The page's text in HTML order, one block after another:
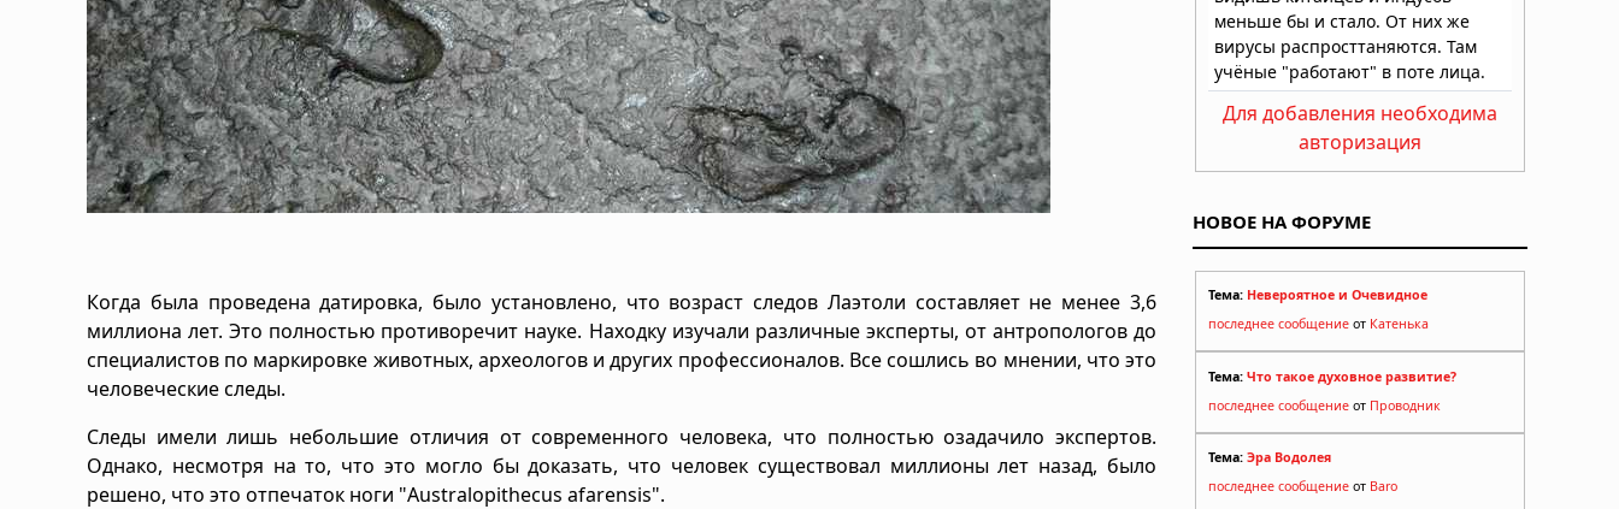
Когда была проведена датировка, было установлено, что возраст следов Лаэтоли составляет не менее 3,6
миллиона лет. Это полностью противоречит науке. Находку изучали различные эксперты, от антропологов до
специалистов по маркировке животных, археологов и других профессионалов. Все сошлись во мнении, что это
человеческие следы.
Следы имели лишь небольшие отличия от современного человека, что полностью озадачило экспертов.
Однако, несмотря на то, что это могло бы доказать, что человек существовал миллионы лет назад, было
решено, что это отпечаток ноги "Australopithecus afarensis".
Для добавления необходима
авторизация
НОВОЕ НА ФОРУМЕ
Тема: Невероятное и Очевидное
последнее сообщение от Катенька
Тема: Что такое духовное развитие?
последнее сообщение от Проводник
Тема: Эра Водолея
последнее сообщение от Baro